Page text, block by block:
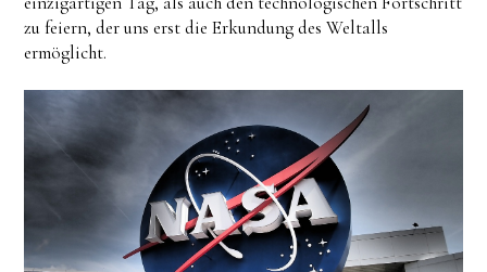
zu feiern, der uns erst die Erkundung des Weltalls
ermöglicht.